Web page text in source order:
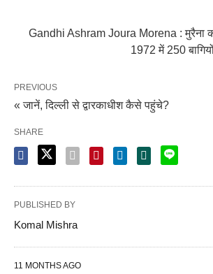
Gandhi Ashram Joura Morena : मुरैना
1972 में 250
PREVIOUS
« जानें, दिल्ली से द्वारकाधीश कैसे पहुंचे?
SHARE
PUBLISHED BY
Komal Mishra
11 MONTHS AGO